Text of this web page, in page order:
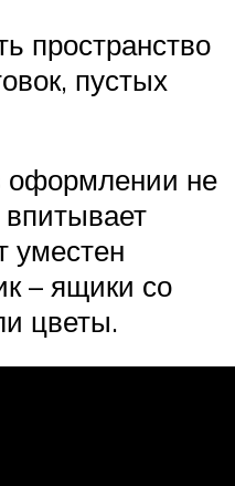
пространство
пустых
оформлении не
впитывает
уместен
– ящики со
цветы.